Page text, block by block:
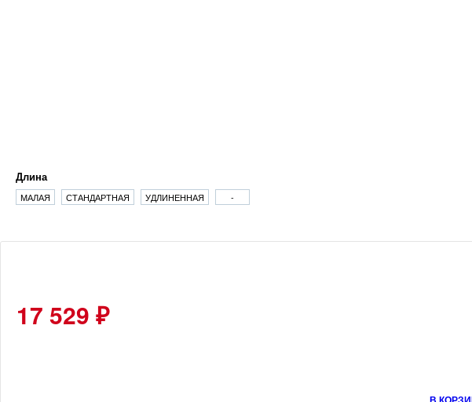
Длина
МАЛАЯ СТАНДАРТНАЯ УДЛИНЕННАЯ -
17 529 ₽